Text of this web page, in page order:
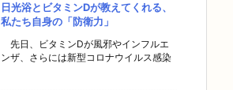
日光浴とビタミンDが教えてくれる、
私たち自身の「防衛力」
先日、ビタミンDが風邪やインフルエ
ンザ、さらには新型コロナウイルス感染